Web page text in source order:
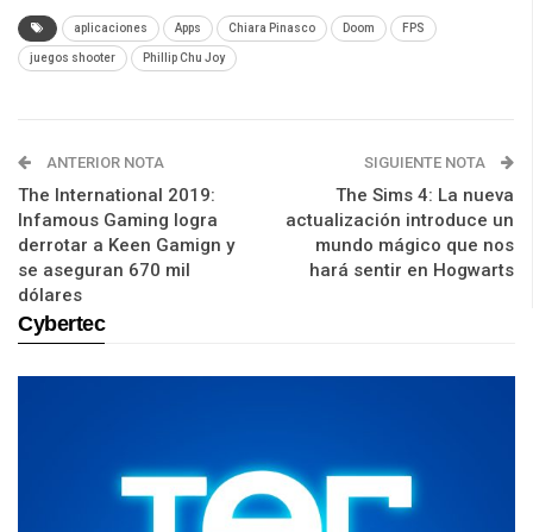
aplicaciones Apps Chiara Pinasco Doom FPS
juegos shooter Phillip Chu Joy
ANTERIOR NOTA
The International 2019:
Infamous Gaming logra
derrotar a Keen Gamign y
se aseguran 670 mil
dólares
SIGUIENTE NOTA
The Sims 4: La nueva
actualización introduce un
mundo mágico que nos
hará sentir en Hogwarts
Cybertec